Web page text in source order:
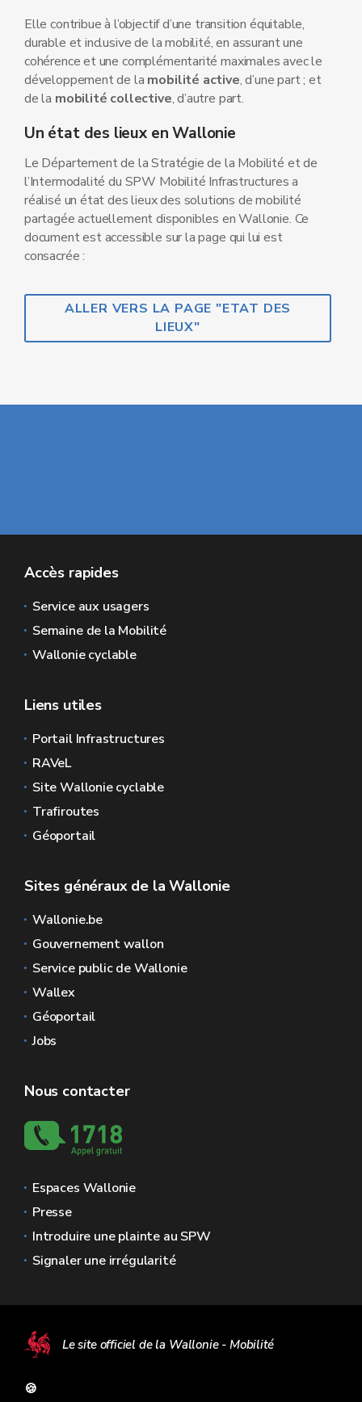
Elle contribue à l’objectif d’une transition équitable,
durable et inclusive de la mobilité, en assurant une
cohérence et une complémentarité maximales avec le
développement de la mobilité active, d’une part ; et
de la mobilité collective, d’autre part.
Un état des lieux en Wallonie
Le Département de la Stratégie de la Mobilité et de
l’Intermodalité du SPW Mobilité Infrastructures a
réalisé un état des lieux des solutions de mobilité
partagée actuellement disponibles en Wallonie. Ce
document est accessible sur la page qui lui est
consacrée :
ALLER VERS LA PAGE "ETAT DES
LIEUX"
Accès rapides
Service aux usagers
Semaine de la Mobilité
Wallonie cyclable
Liens utiles
Portail Infrastructures
RAVeL
Site Wallonie cyclable
Trafiroutes
Géoportail
Sites généraux de la Wallonie
Wallonie.be
Gouvernement wallon
Service public de Wallonie
Wallex
Géoportail
Jobs
Nous contacter
Espaces Wallonie
Presse
Introduire une plainte au SPW
Signaler une irrégularité
Le site officiel de la Wallonie - Mobilité
🍪